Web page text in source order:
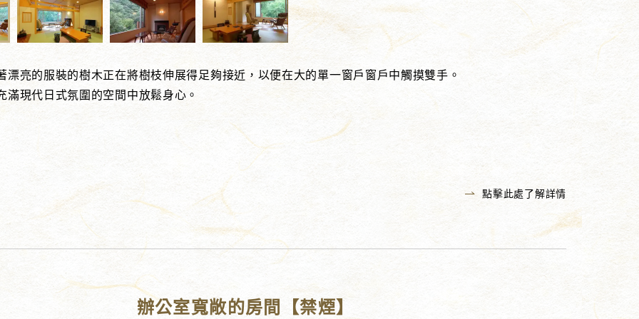
漂亮的服裝的樹木正在將樹枝伸展得足夠接近，以便在大的單一窗戶窗戶中觸摸雙手。
滿現代日式氛圍的空間中放鬆身心。
點擊此處了解詳情
辦公室寬敞的房間【禁煙】